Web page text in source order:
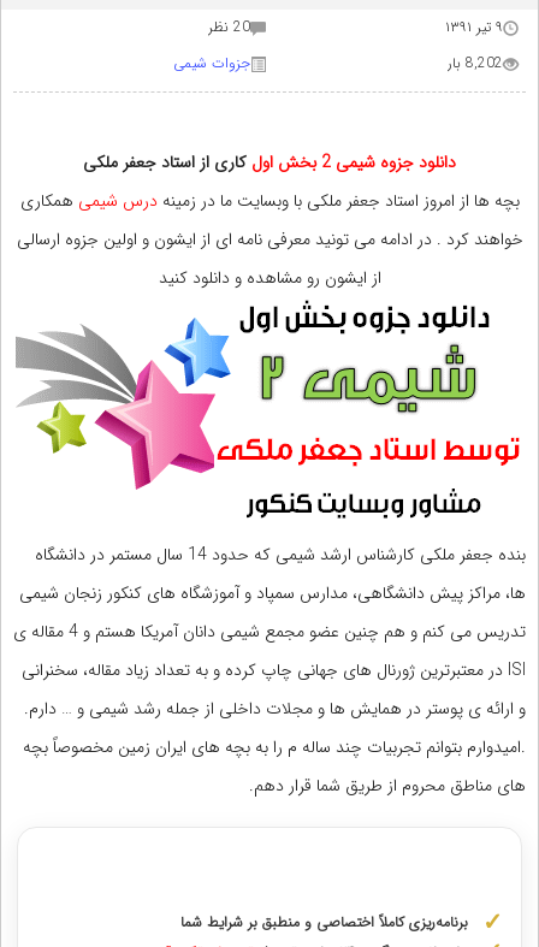
۹ تیر ۱۳۹۱
20 نظر
8,202 بار
جزوات شیمی
دانلود جزوه شیمی 2 بخش اول
کاری از استاد جعفر ملکی
بچه ها از امروز استاد جعفر ملکی با وبسایت ما در زمینه درس شیمی همکاری
خواهند کرد . در ادامه می تونید معرفی نامه ای از ایشون و اولین جزوه ارسالی
از ایشون رو مشاهده و دانلود کنید
بنده جعفر ملکی کارشناس ارشد شیمی که حدود 14 سال مستمر در دانشگاه
ها، مراکز پیش دانشگاهی، مدارس سمپاد و آموزشگاه های کنکور زنجان شیمی
تدریس می کنم و هم چنین عضو مجمع شیمی دانان آمریکا هستم و 4 مقاله ی
ISI در معتبرترین ژورنال های جهانی چاپ کرده و به تعداد زیاد مقاله، سخنرانی
و ارائه ی پوستر در همایش ها و مجلات داخلی از جمله رشد شیمی و … دارم.
.امیدوارم بتوانم تجربیات چند ساله م را به بچه های ایران زمین مخصوصاً بچه
های مناطق محروم از طریق شما قرار دهم.
برنامه‌ریزی کاملاً اختصاصی و منطبق بر شرایط شما